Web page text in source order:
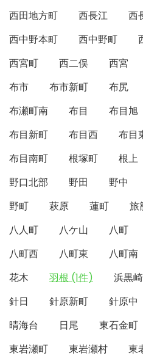
西田地方町
西長江
西
西中野本町
西中野町
西宮町
西二俣 西宮
布市
布市新町 布尻
布瀬町南
布目 布目旭
布目新町
布目西 布目
布目南町
根塚町 根上
野口北部
野田 野中
野町
萩原 蓮町 旅
八人町
八ケ山 八町
八町西
八町東 八町南
花木
羽根 (1件) 浜黒崎
針日
針原新町 針原中
晴海台
日尾 東石金町
東岩瀬町
東岩瀬村 東